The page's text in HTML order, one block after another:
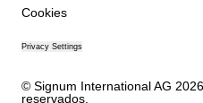
Cookies
Privacy Settings
© Signum International AG
reservados.